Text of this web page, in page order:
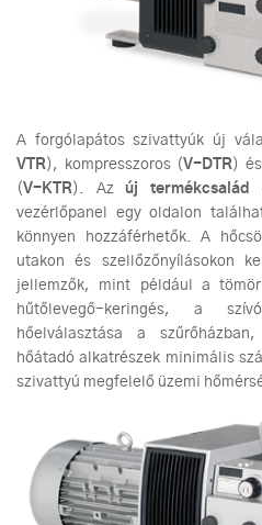
A forgólapátos szivattyúk új
VTR ), kompresszoros (V-DTR )
(V-KTR ). Azúj termékcsalád
vezérlőpanel egy oldalon
könnyen hozzáférhetők. A
utakon és szellőzőnyílásokon
jellemzők, mint például a
hűtőlevegő-keringés, a
hőelválasztása a
hőátadó alkatrészek minimális
szivattyú megfelelő üzemi